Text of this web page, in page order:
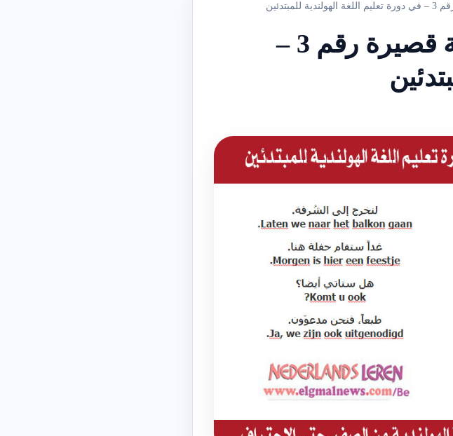
الدرس الثاني والعشرون – ‫‫‫محادثة قصيرة رقم 3‬‬ –